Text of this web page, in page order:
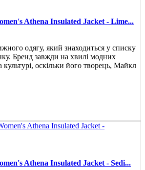
Athena Insulated Jacket - Lime...
одягу, який знаходиться у списку
Бренд завжди на хвилі модних
культурі, оскільки його творець, Майкл
Athena Insulated Jacket - Sedi...